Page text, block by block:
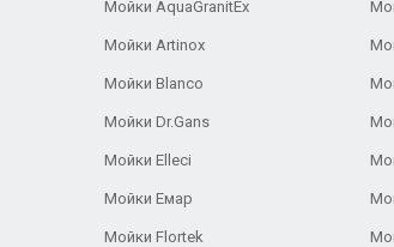
Мойки AquaGranitEx
Мойки Artinox
Мойки Blanco
Мойки Dr.Gans
Мойки Elleci
Мойки Емар
Мойки Flortek